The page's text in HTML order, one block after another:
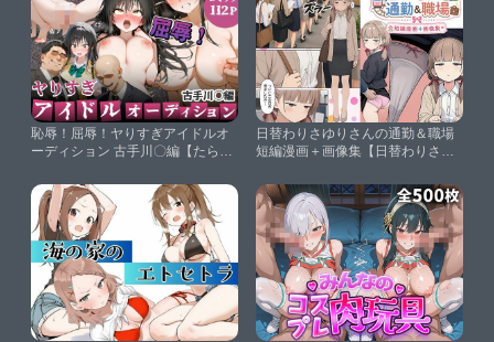
恥辱！屈辱！ヤりすぎアイドルオ
ーディション 古手川〇編【たらコ
日替わりさゆりさんの通勤＆職場
短編漫画＋画像集【日替わりさ